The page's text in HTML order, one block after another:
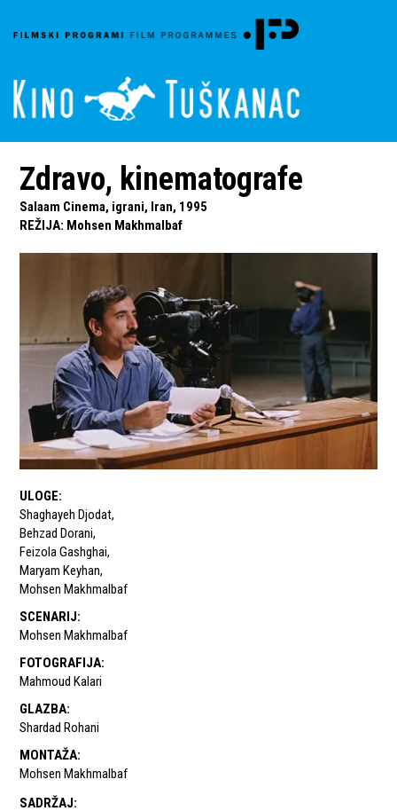
Zdravo, kinematografe
Salaam Cinema, igrani, Iran, 1995
REŽIJA: Mohsen Makhmalbaf
ULOGE:
Shaghayeh Djodat,
Behzad Dorani,
Feizola Gashghai,
Maryam Keyhan,
Mohsen Makhmalbaf
SCENARIJ:
Mohsen Makhmalbaf
FOTOGRAFIJA:
Mahmoud Kalari
GLAZBA:
Shardad Rohani
MONTAŽA:
Mohsen Makhmalbaf
SADRŽAJ: